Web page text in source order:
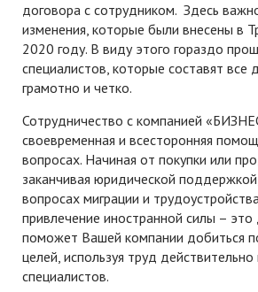
договора с сотрудником. Здесь
изменения, которые были внесены в
2020 году. В виду этого гораздо
специалистов, которые составят все
грамотно и четко.
Сотрудничество с компанией
своевременная и всесторонняя
вопросах. Начиная от покупки или
заканчивая юридической
вопросах миграции и
привлечение иностранной силы –
поможет Вашей компании добиться
целей, используя труд
специалистов.